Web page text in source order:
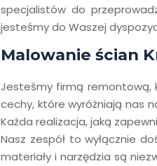
specjalistów do
jesteśmy do Waszej
Malowanie ścian
Jesteśmy firmą remontową,
cechy, które wyróżniają nas
Każda realizacja, jaką
Nasz zespół to wyłącznie
materiały i narzędzia są